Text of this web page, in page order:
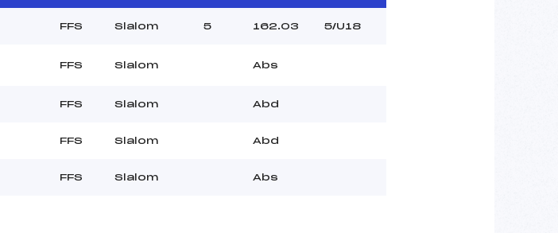
FFS Slalom 5 162.03 5/U18
FFS Slalom Abs
FFS Slalom Abd
FFS Slalom Abd
FFS Slalom Abs